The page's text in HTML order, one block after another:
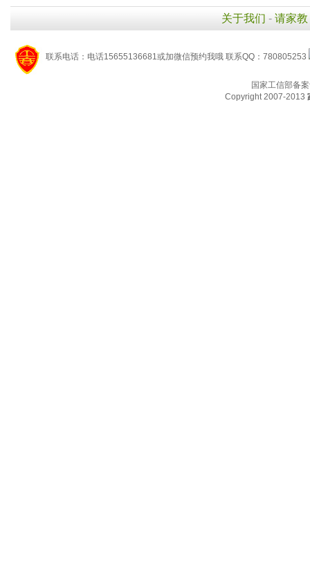
关于我们 - 请家教
联系电话：电话15655136681或加微信预约我哦 联系QQ：780805253
国家工信部备
Copyright 2007-2013